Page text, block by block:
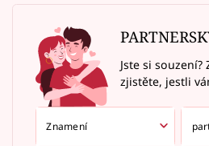
Jste si
zjistěte, jestli